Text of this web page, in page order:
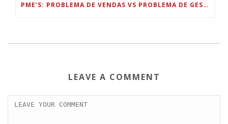
PME’S: PROBLEMA DE VENDAS VS PROBLEMA DE GESTÃO FINANCEIRA
LEAVE A COMMENT